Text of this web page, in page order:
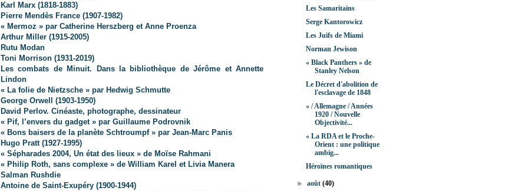
Karl Marx (1818-1883)
Pierre Mendès France (1907-1982)
« Mermoz » par Catherine Herszberg et Anne Proenza
Arthur Miller (1915-2005)
Rutu Modan
Toni Morrison (1931-2019)
Les combats de Minuit. Dans la bibliothèque de Jérôme et Annette
Lindon
« La folie de Nietzsche » par Hedwig Schmutte
George Orwell (1903-1950)
David Perlov. Cinéaste, photographe, dessinateur
« Pif, l’envers du gadget » par Guillaume Podrovnik
« Bons baisers de la planète Schtroumpf » par Jean-Marc Panis
Hugo Pratt (1927-1995)
« Sépharades 2004, Un état des lieux » de Moïse Rahmani
« Philip Roth, sans complexe » de William Karel et Livia Manera
Salman Rushdie
Antoine de Saint-Exupéry (1900-1944)
Les Samaritains
Serge Kantorowicz
Les Juifs de Miami
Norman Jewison
« Black Panthers » de
Stanley Nelson
Le Décret d'abolition de
l'esclavage de 1848
« / Allemagne / Années
1920 / Nouvelle
Objectivité...
« La RDA et le Proche-
Orient : une politique
ambig...
Héroïnes romantiques
►août(40)